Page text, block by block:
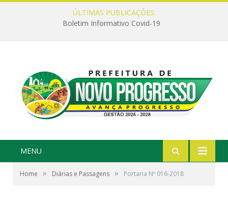
ÚLTIMAS PUBLICAÇÕES:
Boletim Informativo Covid-19
MENU
Home » Diárias e Passagens » Portaria Nº 016-2018